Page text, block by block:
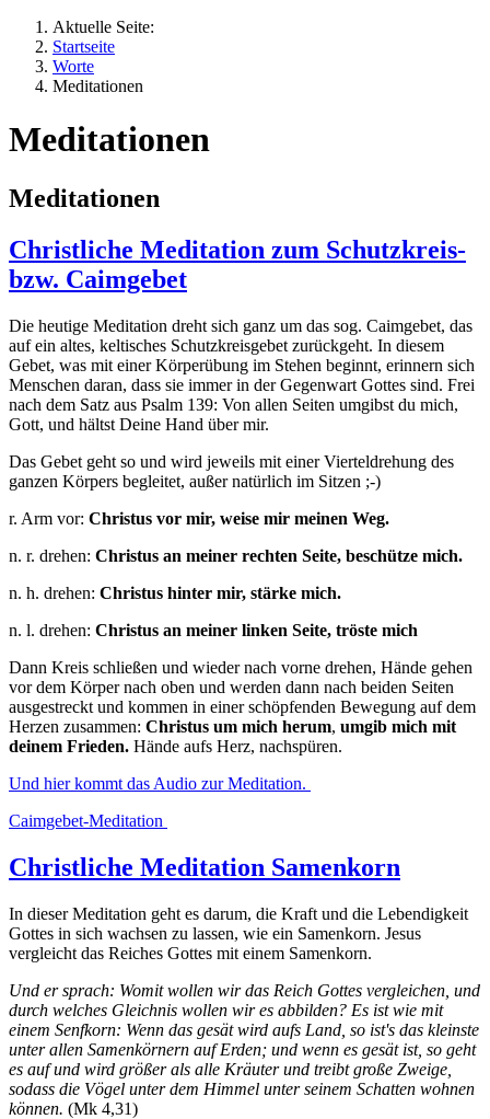
Aktuelle Seite:
Startseite
Worte
Meditationen
Meditationen
Meditationen
Christliche Meditation zum Schutzkreis-
bzw. Caimgebet
Die heutige Meditation dreht sich ganz um das sog. Caimgebet, das
auf ein altes, keltisches Schutzkreisgebet zurückgeht. In diesem
Gebet, was mit einer Körperübung im Stehen beginnt, erinnern sich
Menschen daran, dass sie immer in der Gegenwart Gottes sind. Frei
nach dem Satz aus Psalm 139: Von allen Seiten umgibst du mich,
Gott, und hältst Deine Hand über mir.
Das Gebet geht so und wird jeweils mit einer Vierteldrehung des
ganzen Körpers begleitet, außer natürlich im Sitzen ;-)
r. Arm vor: Christus vor mir, weise mir meinen Weg.
n. r. drehen: Christus an meiner rechten Seite, beschütze mich.
n. h. drehen: Christus hinter mir, stärke mich.
n. l. drehen: Christus an meiner linken Seite, tröste mich
Dann Kreis schließen und wieder nach vorne drehen, Hände gehen
vor dem Körper nach oben und werden dann nach beiden Seiten
ausgestreckt und kommen in einer schöpfenden Bewegung auf dem
Herzen zusammen: Christus um mich herum, umgib mich mit
deinem Frieden. Hände aufs Herz, nachspüren.
Und hier kommt das Audio zur Meditation.
Caimgebet-Meditation
Christliche Meditation Samenkorn
In dieser Meditation geht es darum, die Kraft und die Lebendigkeit
Gottes in sich wachsen zu lassen, wie ein Samenkorn. Jesus
vergleicht das Reiches Gottes mit einem Samenkorn.
Und er sprach: Womit wollen wir das Reich Gottes vergleichen, und
durch welches Gleichnis wollen wir es abbilden? Es ist wie mit
einem Senfkorn: Wenn das gesät wird aufs Land, so ist's das kleinste
unter allen Samenkörnern auf Erden; und wenn es gesät ist, so geht
es auf und wird größer als alle Kräuter und treibt große Zweige,
sodass die Vögel unter dem Himmel unter seinem Schatten wohnen
können. (Mk 4,31)